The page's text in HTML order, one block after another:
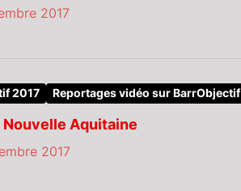
2017
2017 Reportages vidéo sur BarrObjectif
Nouvelle Aquitaine
2017